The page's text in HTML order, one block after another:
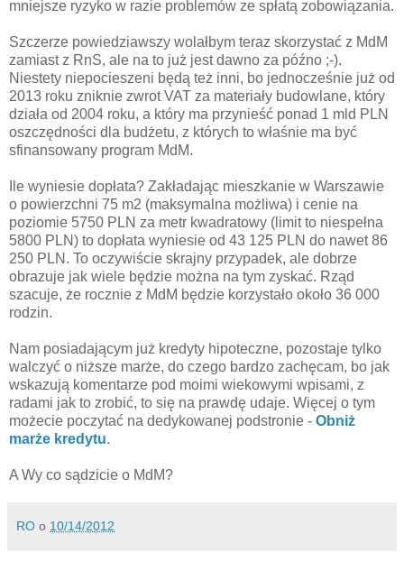
mniejsze ryzyko w razie problemów ze spłatą zobowiązania.
Szczerze powiedziawszy wolałbym teraz skorzystać z MdM
zamiast z RnS, ale na to już jest dawno za późno ;-).
Niestety niepocieszeni będą też inni, bo jednocześnie już od
2013 roku zniknie zwrot VAT za materiały budowlane, który
działa od 2004 roku, a który ma przynieść ponad 1 mld PLN
oszczędności dla budżetu, z których to właśnie ma być
sfinansowany program MdM.
Ile wyniesie dopłata? Zakładając mieszkanie w Warszawie
o powierzchni 75 m2 (maksymalna możliwa) i cenie na
poziomie 5750 PLN za metr kwadratowy (limit to niespełna
5800 PLN) to dopłata wyniesie od 43 125 PLN do nawet 86
250 PLN. To oczywiście skrajny przypadek, ale dobrze
obrazuje jak wiele będzie można na tym zyskać. Rząd
szacuje, że rocznie z MdM będzie korzystało około 36 000
rodzin.
Nam posiadającym już kredyty hipoteczne, pozostaje tylko
walczyć o niższe marże, do czego bardzo zachęcam, bo jak
wskazują komentarze pod moimi wiekowymi wpisami, z
radami jak to zrobić, to się na prawdę udaje. Więcej o tym
możecie poczytać na dedykowanej podstronie - Obniż
marże kredytu.
A Wy co sądzicie o MdM?
RO o 10/14/2012